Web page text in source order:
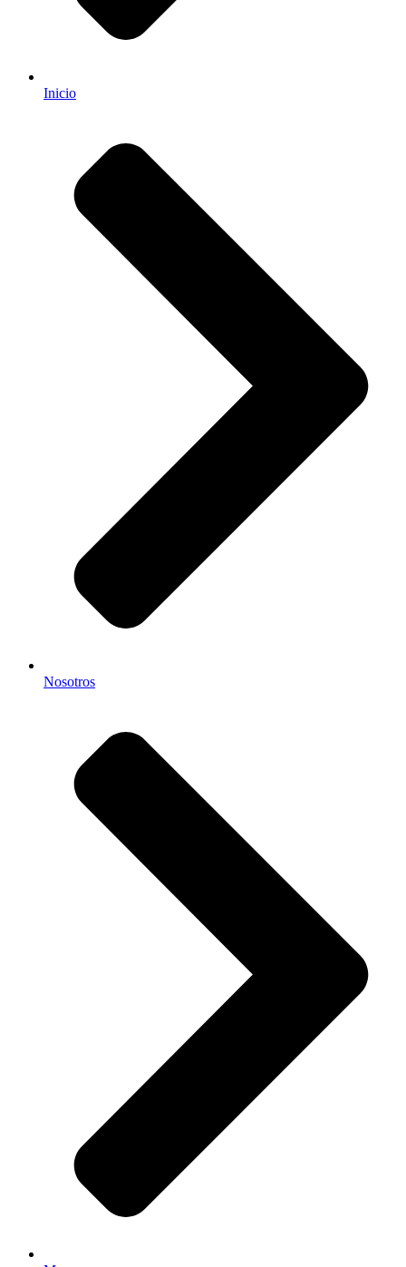
Inicio
Nosotros